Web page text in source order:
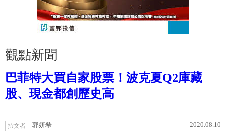
觀點新聞
巴菲特大買自家股票！波克夏Q2庫藏
股、現金都創歷史高
撰文者 郭妍希 2020.08.10